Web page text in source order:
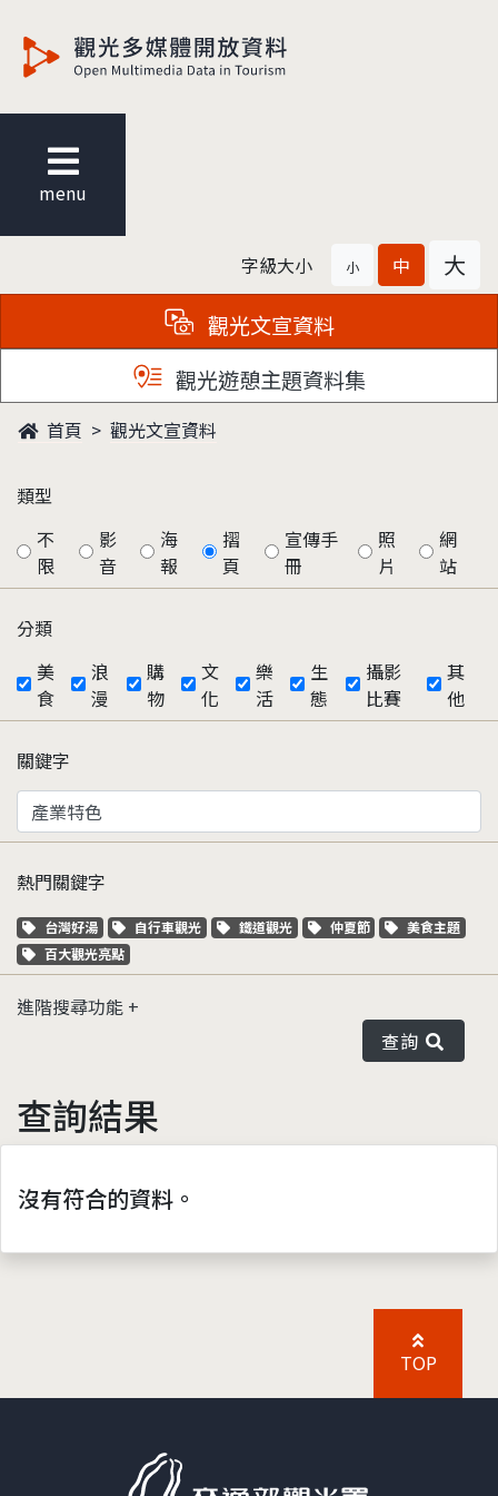
menu
字級大小 小 中 大
觀光文宣資料
觀光遊憩主題資料集
首頁 觀光文宣資料
類型
不
限
影
音
海
報
摺
頁
宣傳手
冊
照
片
網
站
分類
美
食
浪
漫
購
物
文
化
樂
活
生
態
攝影
比賽
其
他
關鍵字
熱門關鍵字
關鍵字標籤
台灣好湯 關鍵字標籤
自行車觀光 關鍵字標籤
鐵道觀光 關鍵字標籤
仲夏節 關鍵字標籤
美食主題
關鍵字標籤
百大觀光亮點
進階搜尋功能
查詢
查詢結果
沒有符合的資料。
TOP